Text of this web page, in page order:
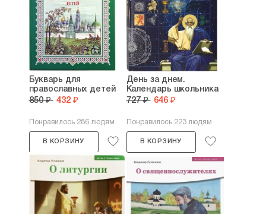
Букварь для
православных детей
850 ₽ 432 ₽
Понравилось 286 людям
В КОРЗИНУ
День за днем.
Календарь школьника
727 ₽ 646 ₽
Понравилось 223 людям
В КОРЗИНУ